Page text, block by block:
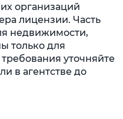
организаций
лицензии. Часть
недвижимости,
только для
уточняйте
в агентстве до